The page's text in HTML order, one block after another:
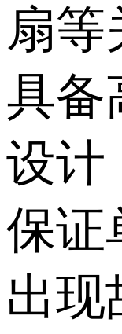
扇等
具备
设计
保证
出现